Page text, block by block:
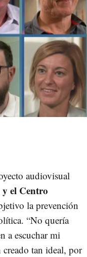
audiovisual
el Centro
la prevención
“No quería
a escuchar mi
tan ideal, por